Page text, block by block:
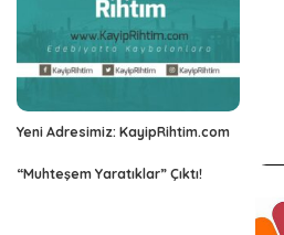
Yeni Adresimiz: KayipRihtim.com
“Muhteşem Yaratıklar” Çıktı!